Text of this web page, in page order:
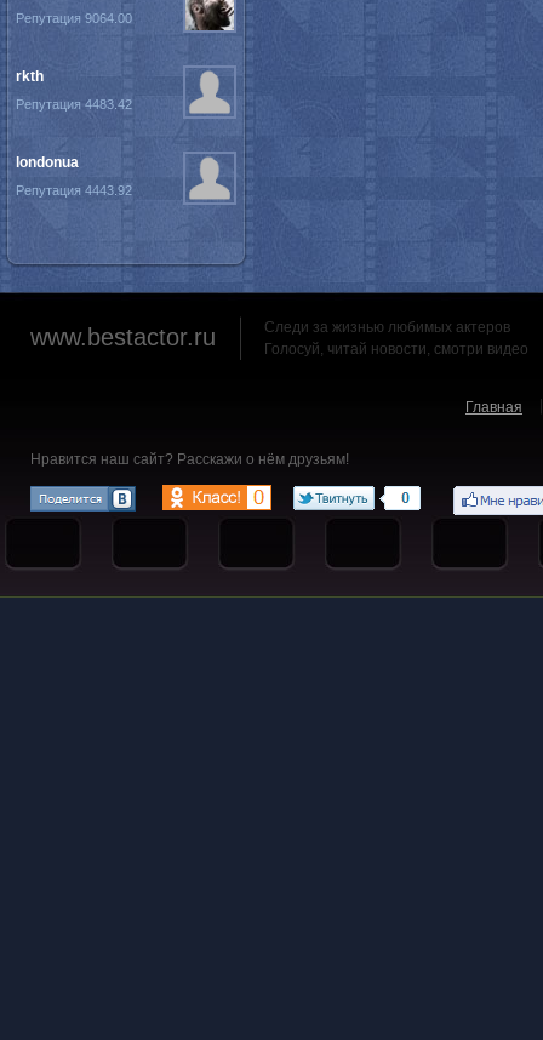
Репутация 9064.00
rkth
Репутация 4483.42
londonua
Репутация 4443.92
www.bestactor.ru
Следи за жизнью любимых актеров
Голосуй, читай новости, смотри видео
Главная
Нравится наш сайт? Расскажи о нём друзьям!